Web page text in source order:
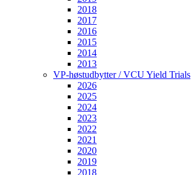
2018
2017
2016
2015
2014
2013
VP-høstudbytter / VCU Yield Trials
2026
2025
2024
2023
2022
2021
2020
2019
2018